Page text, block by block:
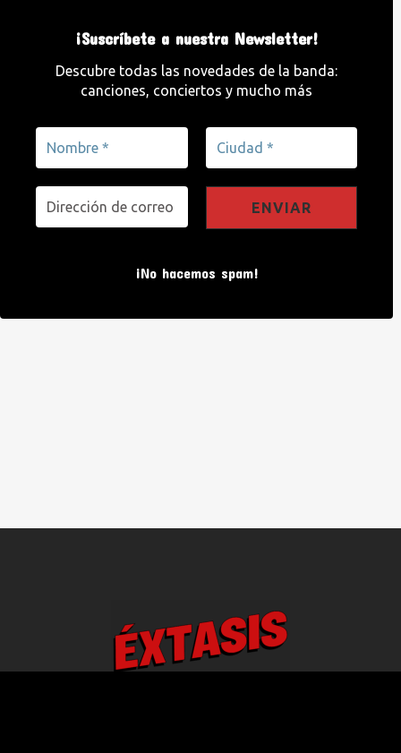
¡Suscríbete a nuestra Newsletter!
Descubre todas las novedades de la banda:
canciones, conciertos y mucho más
¡No hacemos spam!